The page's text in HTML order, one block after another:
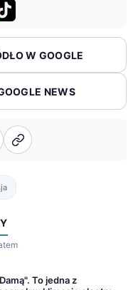
W GOOGLE
NEWS
To jedna z